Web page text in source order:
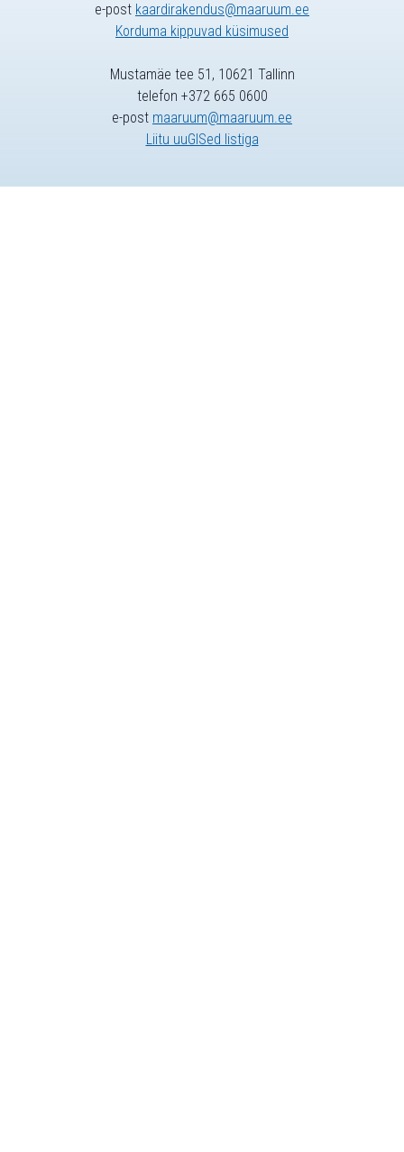
e-post kaardirakendus@maaruum.ee
Korduma kippuvad küsimused
Mustamäe tee 51, 10621 Tallinn
telefon +372 665 0600
e-post maaruum@maaruum.ee
Liitu uuGISed listiga